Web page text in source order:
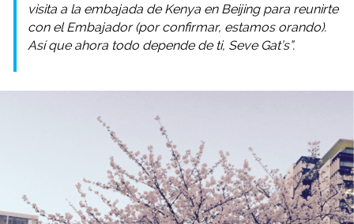
visita a la embajada de Kenya en Beijing para reunirte
con el Embajador (por confirmar, estamos orando).
Así que ahora todo depende de ti, Seve Gat’s”.